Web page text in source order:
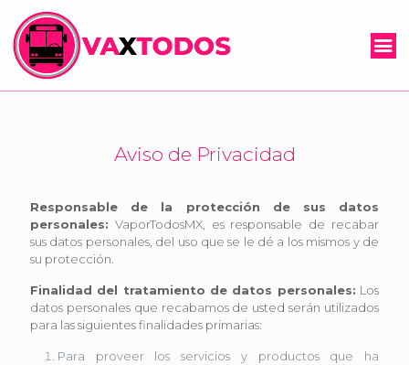
Aviso de Privacidad
Responsable de la protección de sus datos
personales: VaporTodosMX, es responsable de recabar
sus datos personales, del uso que se le dé a los mismos y de
su protección.
Finalidad del tratamiento de datos personales: Los
datos personales que recabamos de usted serán utilizados
para las siguientes finalidades primarias:
Para proveer los servicios y productos que ha